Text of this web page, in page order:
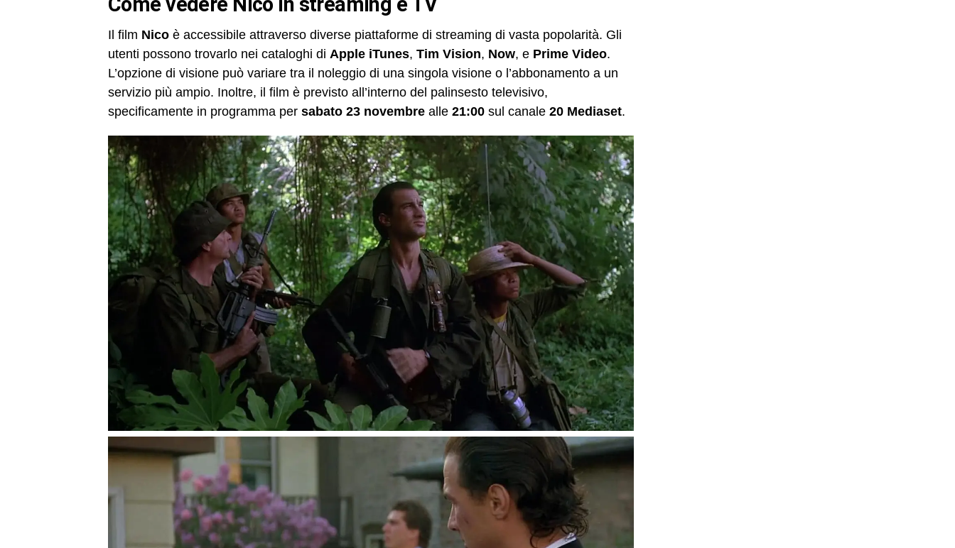
Il film Nico è accessibile attraverso diverse piattaforme di streaming di vasta popolarità. Gli
utenti possono trovarlo nei cataloghi di Apple iTunes, Tim Vision, Now, e Prime Video.
L’opzione di visione può variare tra il noleggio di una singola visione o l’abbonamento a un
servizio più ampio. Inoltre, il film è previsto all’interno del palinsesto televisivo,
specificamente in programma per sabato 23 novembre alle 21:00 sul canale 20 Mediaset.